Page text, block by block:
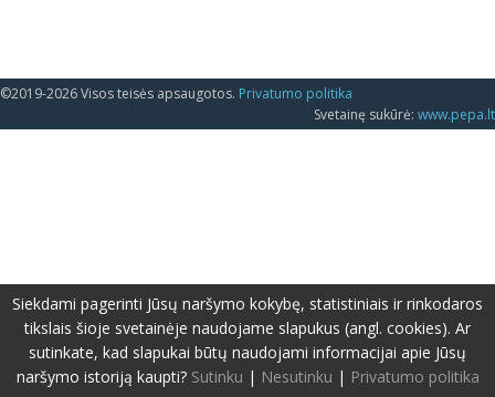
©2019-2026 Visos teisės apsaugotos. Privatumo politika
Svetainę sukūrė: www.pepa.lt
Siekdami pagerinti Jūsų naršymo kokybę, statistiniais ir rinkodaros
tikslais šioje svetainėje naudojame slapukus (angl. cookies). Ar
sutinkate, kad slapukai būtų naudojami informacijai apie Jūsų
naršymo istoriją kaupti? Sutinku | Nesutinku | Privatumo politika